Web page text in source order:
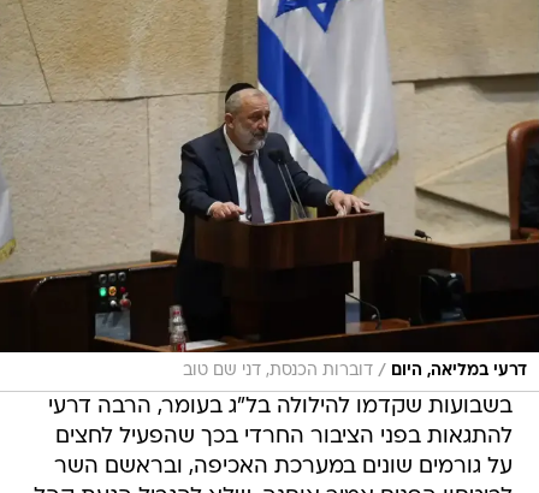
דרעי במליאה, היום / דוברות הכנסת, דני שם טוב
בשבועות שקדמו להילולה בל"ג בעומר, הרבה דרעי
להתגאות בפני הציבור החרדי בכך שהפעיל לחצים
על גורמים שונים במערכת האכיפה, ובראשם השר